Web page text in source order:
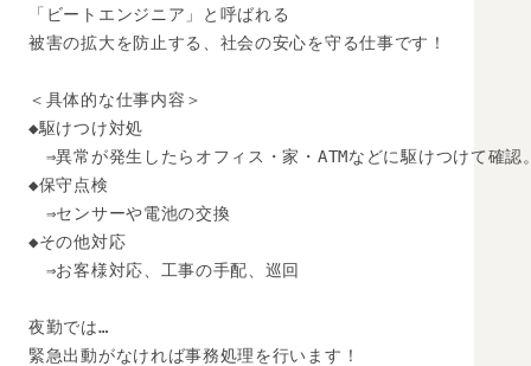
「ビートエンジニア」と呼ばれる
被害の拡大を防止する、社会の安心を守る仕事です！
＜具体的な仕事内容＞
◆駆けつけ対処
⇒異常が発生したらオフィス・家・ATMなどに駆けつけて確認
◆保守点検
⇒センサーや電池の交換
◆その他対応
⇒お客様対応、工事の手配、巡回
夜勤では…
緊急出動がなければ事務処理を行います！